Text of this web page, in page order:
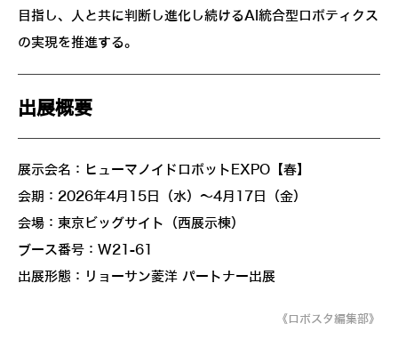
目指し、人と共に判断し進化し続けるAI統合型ロボティクス
の実現を推進する。
出展概要
展示会名：ヒューマノイドロボットEXPO【春】
会期：2026年4月15日（水）～4月17日（金）
会場：東京ビッグサイト（西展示棟）
ブース番号：W21-61
出展形態：リョーサン菱洋 パートナー出展
《ロボスタ編集部》